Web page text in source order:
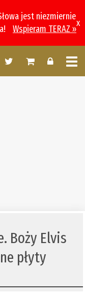
jest niezmiernie
Wspieram TERAZ »
x
Boży Elvis
płyty